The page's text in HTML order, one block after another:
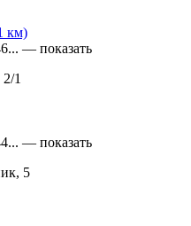
км)
— показать
1
— показать
5